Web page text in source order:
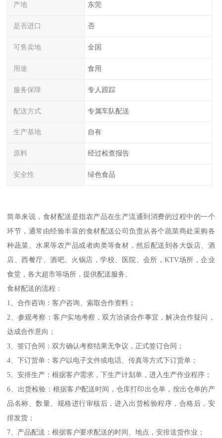
产地 东莞
是否进口 否
可售卖地 全国
用途 食用
服务保障 专人跟踪
配送方式 专属车队配送
生产基地 自有
原料 经过检查报告
安全性 绿色食品
简单来说，食材配送是指农产品在生产流通到消费的过程中的一个
环节，通常由经验丰富的食材配送公司负责从各个蔬菜商处采购各
种蔬菜、水果等农产品或者肉类等食材，然后配送到各大饭店、酒
店、西餐厅、酒吧、火锅店，学校、医院、会所，KTV场所，企业
食堂，各大超市等场所，提供配送服务。
食材配送的流程：
1、合作咨询：客户咨询、索取合作资料；
2、参观考察：客户实地考察，双方洽谈合作事宜，解决合作疑问，
达成合作意向；
3、签订合同：双方确认考察结果无争议，正式签订合同；
4、下订货单：客户以电子文件或电话、传真等方式下订货单；
5、安排生产：根据客户需求，下生产计划单，进入生产作业程序；
6、出货检验：根据客户配送时间，仓库打印出仓单，按出仓单的产
品名称、数量、规格进行审核后，进入出货检验程序，合格后，安
排发货；
7、产品配送：根据客户要求配送的时间、地点，安排送货作业；